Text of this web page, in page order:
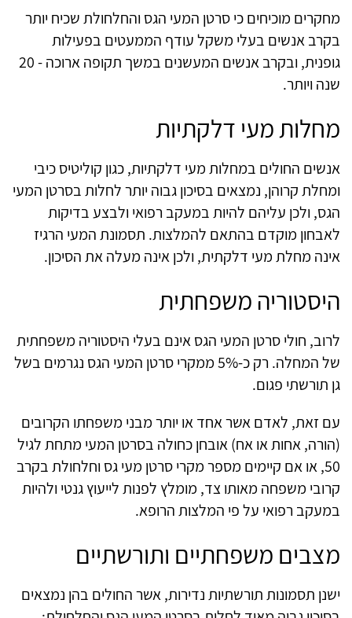
מחקרים מוכיחים כי סרטן המעי הגס והחלחולת שכיח יותר
בקרב אנשים בעלי משקל עודף הממעטים בפעילות
גופנית, ובקרב אנשים המעשנים במשך תקופה ארוכה - 20
שנה ויותר.
מחלות מעי דלקתיות
אנשים החולים במחלות מעי דלקתיות, כגון קוליטיס כיבי
ומחלת קרוהן, נמצאים בסיכון גבוה יותר לחלות בסרטן המעי
הגס, ולכן עליהם להיות במעקב רפואי ולבצע בדיקות
לאבחון מוקדם בהתאם להמלצות. תסמונת המעי הרגיז
אינה מחלת מעי דלקתית, ולכן אינה מעלה את הסיכון.
היסטוריה משפחתית
לרוב, חולי סרטן המעי הגס אינם בעלי היסטוריה משפחתית
של המחלה. רק כ-5% ממקרי סרטן המעי הגס נגרמים בשל
גן תורשתי פגום.
עם זאת, לאדם אשר אחד או יותר מבני משפחתו הקרובים
(הורה, אחות או אח) אובחן כחולה בסרטן המעי מתחת לגיל
50, או אם קיימים מספר מקרי סרטן מעי גס וחלחולת בקרב
קרובי משפחה מאותו צד, מומלץ לפנות לייעוץ גנטי ולהיות
במעקב רפואי על פי המלצות הרופא.
מצבים משפחתיים ותורשתיים
ישנן תסמונות תורשתיות נדירות, אשר החולים בהן נמצאים